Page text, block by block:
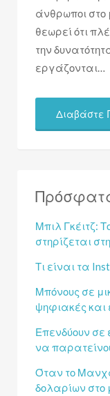
άνθρωποι στο
θεωρεί ότι
την
εργάζονται…
Διαβάστε
Μπιλ Γκέιτζ:
στηρίζεται
Τι είναι τα
Μπόνους σε
ψηφιακές και
Επενδύουν σε
να
Όταν το
δολαρίων